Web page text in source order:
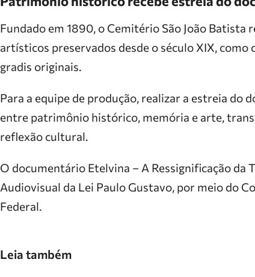
Fundado em 1890, o Cemitério São João
artísticos preservados desde o século XIX,
gradis originais.
Para a equipe de produção, realizar a estreia do
entre patrimônio histórico, memória e arte,
reflexão cultural.
O documentário Etelvina – A Ressignificação da
Audiovisual da Lei Paulo Gustavo, por meio do
Federal.
Leia também